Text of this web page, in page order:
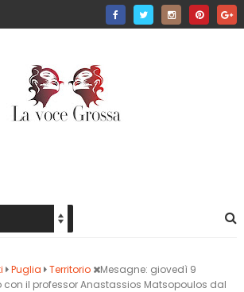
Puglia Territorio
Mesagne: giovedì 9
con il professor Anastassios Matsopoulos dal